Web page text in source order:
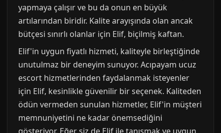
yapmaya çalışır ve bu da onun en büyük
artılarından biridir. Kalite arayışında olan ancak
bütçesi sınırlı olanlar için Elif, biçilmiş kaftan.
Elif'in uygun fiyatlı hizmeti, kaliteyle birleştiğinde
unutulmaz bir deneyim sunuyor. Acıpayam ucuz
escort hizmetlerinden faydalanmak isteyenler
için Elif, kesinlikle güvenilir bir seçenek. Kaliteden
ödün vermeden sunulan hizmetler, Elif'in müşteri
memnuniyetini ne kadar önemsediğini